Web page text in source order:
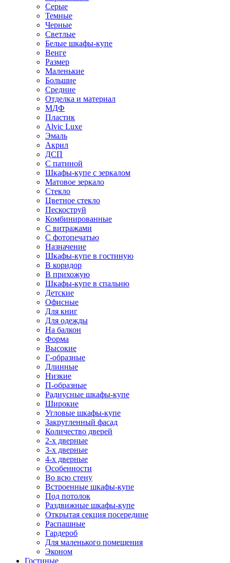
Серые
Темные
Черные
Светлые
Белые шкафы-купе
Венге
Размер
Маленькие
Большие
Средние
Отделка и материал
МДФ
Пластик
Alvic Luxe
Эмаль
Акрил
ДСП
С патиной
Шкафы-купе с зеркалом
Матовое зеркало
Стекло
Цветное стекло
Пескоструй
Комбинированные
С витражами
С фотопечатью
Назначение
Шкафы-купе в гостиную
В коридор
В прихожую
Шкафы-купе в спальню
Детские
Офисные
Для книг
Для одежды
На балкон
Форма
Высокие
Г-образные
Длинные
Низкие
П-образные
Радиусные шкафы-купе
Широкие
Угловые шкафы-купе
Закругленный фасад
Количество дверей
2-х дверные
3-х дверные
4-х дверные
Особенности
Во всю стену
Встроенные шкафы-купе
Под потолок
Раздвижные шкафы-купе
Открытая секция посередине
Распашные
Гардероб
Для маленького помещения
Эконом
Гостиные